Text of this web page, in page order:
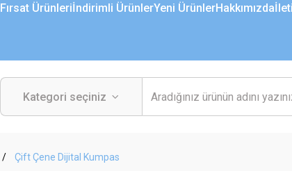
Fırsat Ürünleriİndirimli ÜrünlerYeni ÜrünlerHakkımızda
Çift Çene Dijital Kumpas